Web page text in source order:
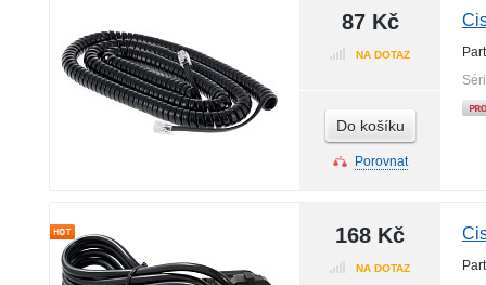
87 Kč
NA DOTAZ
Do košíku
Porovnat
168 Kč
NA DOTAZ